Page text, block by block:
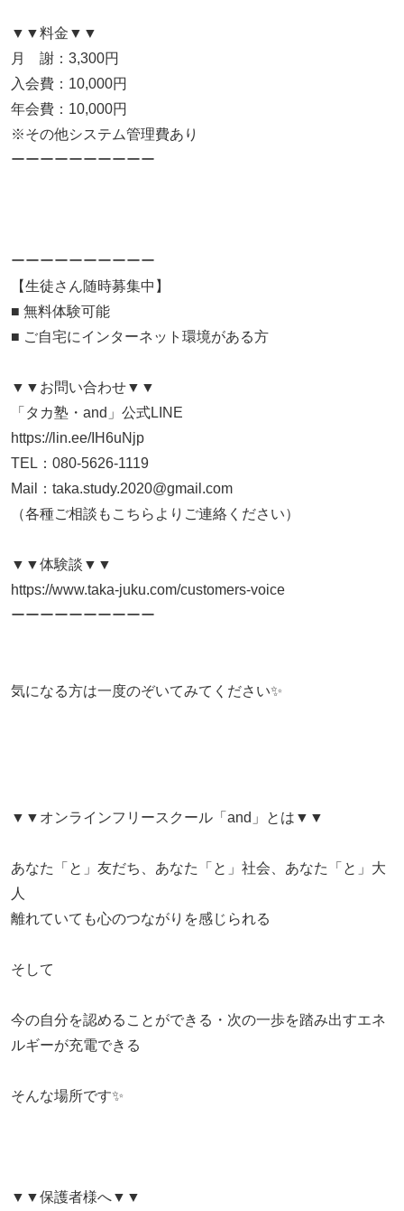
▼▼料金▼▼
月 謝：3,300円
入会費：10,000円
年会費：10,000円
※その他システム管理費あり
ーーーーーーーーーー
ーーーーーーーーーー
【生徒さん随時募集中】
■ 無料体験可能
■ ご自宅にインターネット環境がある方
▼▼お問い合わせ▼▼
「タカ塾・and」公式LINE
https://lin.ee/IH6uNjp
TEL：080-5626-1119
Mail：taka.study.2020@gmail.com
（各種ご相談もこちらよりご連絡ください）
▼▼体験談▼▼
https://www.taka-juku.com/customers-voice
ーーーーーーーーーー
気になる方は一度のぞいてみてください✨
▼▼オンラインフリースクール「and」とは▼▼
あなた「と」友だち、あなた「と」社会、あなた「と」大
人
離れていても心のつながりを感じられる
そして
​今の自分を認めることができる・次の一歩を踏み出すエネ
ルギーが充電できる
そんな場所です✨
▼▼保護者様へ▼▼